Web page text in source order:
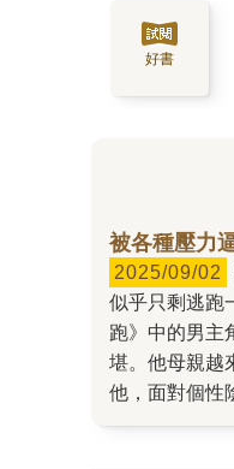
好書
被各種壓力
2025/09/02
似乎只剩逃跑
跑》中的男主
堪。他母親越
他，面對個性